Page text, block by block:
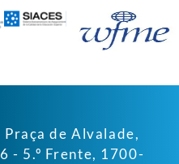
Praça de Alvalade,
6 - 5.º Frente, 1700-